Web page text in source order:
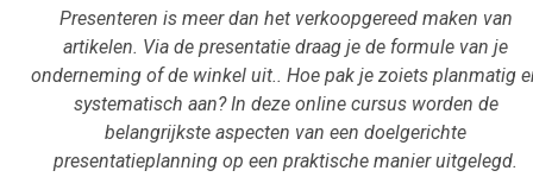
Presenteren is meer dan het verkoopgereed maken van
artikelen. Via de presentatie draag je de formule van je
onderneming of de winkel uit.. Hoe pak je zoiets planmatig
systematisch aan? In deze online cursus worden de
belangrijkste aspecten van een doelgerichte
presentatieplanning op een praktische manier uitgelegd.